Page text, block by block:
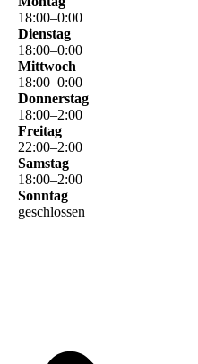
18:00–0:00
Dienstag
18:00–0:00
Mittwoch
18:00–0:00
Donnerstag
18:00–2:00
Freitag
22:00–2:00
Samstag
18:00–2:00
Sonntag
geschlossen